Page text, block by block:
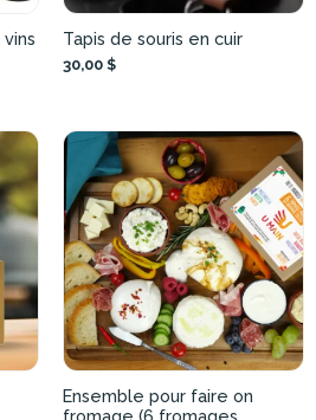
Tapis de souris en cuir
30,00 $
Ensemble pour faire on
fromage (6 fromages